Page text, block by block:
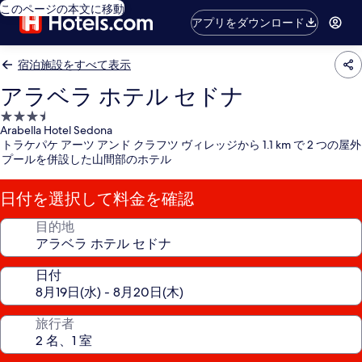
このページの本文に移動
アプリをダウンロード
宿泊施設をすべて表示
アラベラ ホテル セドナ
3.5
つ
星
宿
泊
施
設
Arabella Hotel Sedona
トラケパケ アーツ アンド クラフツ ヴィレッジから 1.1 km で 2 つの屋外
プールを併設した山間部のホテル
日付を選択して料金を確認
目的地
日付
旅行者